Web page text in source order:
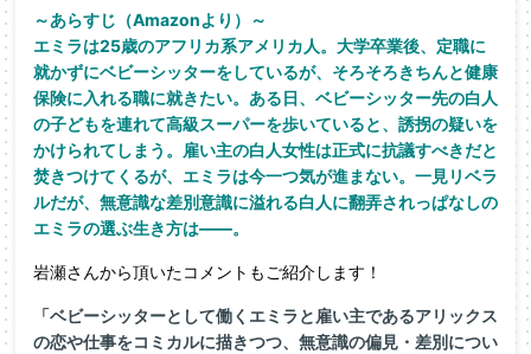
～あらすじ（Amazonより）～
エミラは25歳のアフリカ系アメリカ人。大学卒業後、定職に
就かずにベビーシッターをしているが、そろそろきちんと健康
保険に入れる職に就きたい。ある日、ベビーシッター先の白人
の子どもを連れて高級スーパーを歩いていると、誘拐の疑いを
かけられてしまう。雇い主の白人女性は正式に抗議すべきだと
焚きつけてくるが、エミラは今一つ気が進まない。一見リベラ
ルだが、無意識な差別意識に溢れる白人に翻弄されっぱなしの
エミラの選ぶ生き方は――。
岩瀬さんから頂いたコメントもご紹介します！
「ベビーシッターとして働くエミラと雇い主であるアリックス
の恋や仕事をコミカルに描きつつ、無意識の偏見・差別につい